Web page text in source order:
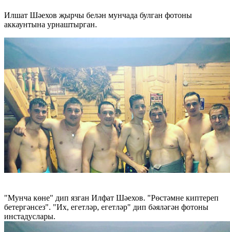
Илшат Шәехов җырчы белән мунчада булган фотоны
аккаунтына урнаштырган.
"Мунча көне" дип язган Илфат Шәехов. "Рөстәмне киптереп
бетергәнсез". "Их, егетләр, егетләр" дип бәяләгән фотоны
инстадуслары.